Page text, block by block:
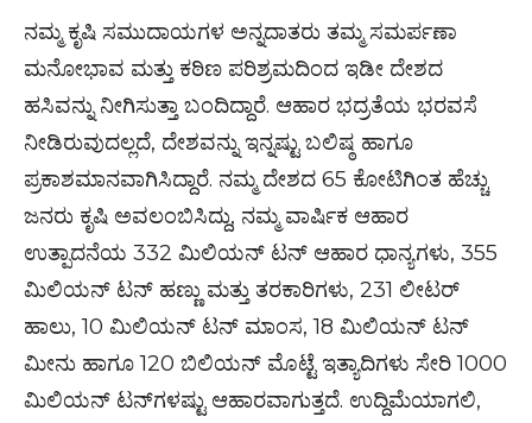
ನಮ್ಮ ಕೃಷಿ ಸಮುದಾಯಗಳ ಅನ್ನದಾತರು ತಮ್ಮ ಸಮರ್ಪಣಾ
ಮನೋಭಾವ ಮತ್ತು ಕಠಿಣ ಪರಿಶ್ರಮದಿಂದ ಇಡೀ ದೇಶದ
ಹಸಿವನ್ನು ನೀಗಿಸುತ್ತಾ ಬಂದಿದ್ದಾರೆ. ಆಹಾರ ಭದ್ರತೆಯ ಭರವಸೆ
ನೀಡಿರುವುದಲ್ಲದೆ, ದೇಶವನ್ನು ಇನ್ನಷ್ಟು ಬಲಿಷ್ಠ ಹಾಗೂ
ಪ್ರಕಾಶಮಾನವಾಗಿಸಿದ್ದಾರೆ. ನಮ್ಮ ದೇಶದ 65 ಕೋಟಿಗಿಂತ ಹೆಚ್ಚು
ಜನರು ಕೃಷಿ ಅವಲಂಬಿಸಿದ್ದು, ನಮ್ಮ ವಾರ್ಷಿಕ ಆಹಾರ
ಉತ್ಪಾದನೆಯ 332 ಮಿಲಿಯನ್ ಟನ್ ಆಹಾರ ಧಾನ್ಯಗಳು, 355
ಮಿಲಿಯನ್ ಟನ್ ಹಣ್ಣು ಮತ್ತು ತರಕಾರಿಗಳು, 231 ಲೀಟರ್
ಹಾಲು, 10 ಮಿಲಿಯನ್ ಟನ್ ಮಾಂಸ, 18 ಮಿಲಿಯನ್ ಟನ್
ಮೀನು ಹಾಗೂ 120 ಬಿಲಿಯನ್ ಮೊಟ್ಟೆ ಇತ್ಯಾದಿಗಳು ಸೇರಿ 1000
ಮಿಲಿಯನ್ ಟನ್‌ಗಳಷ್ಟು ಆಹಾರವಾಗುತ್ತದೆ. ಉದ್ದಿಮೆಯಾಗಲಿ,